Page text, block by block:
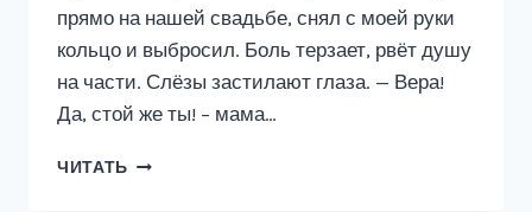
прямо на нашей свадьбе, снял с моей руки
кольцо и выбросил. Боль терзает, рвёт душу
на части. Слёзы застилают глаза. — Вера!
Да, стой же ты! – мама…
ЧИТАТЬ БЫВШИЕ.